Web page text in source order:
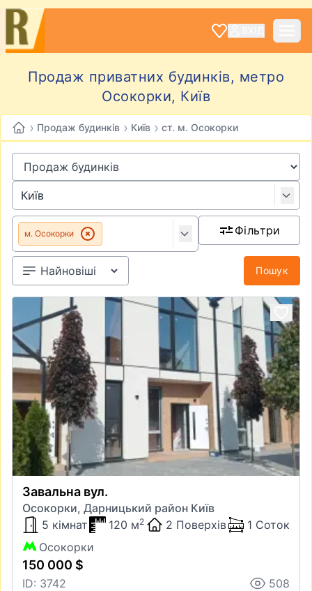
Продаж приватних будинків, метро
Осокорки, Київ
› Продаж будинків › Київ › ст. м. Осокорки
м. Осокорки Фільтри
Пошук
Завальна вул.
Осокорки, Дарницький район Київ
5 кімнат
120 м2 2 Поверхів
1 Соток
Осокорки
150 000 $
ID: 3742
508